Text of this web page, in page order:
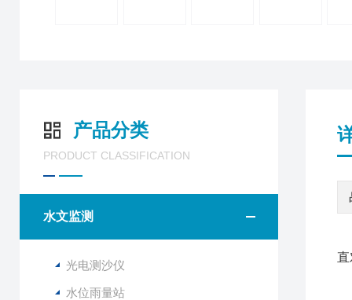
产品分类
PRODUCT CLASSIFICATION
水文监测
光电测沙仪
水位雨量站
直